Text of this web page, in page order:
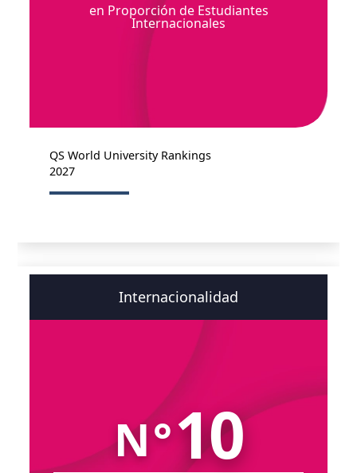
en Proporción de Estudiantes
Internacionales
QS World University Rankings
2027
Internacionalidad
N°10